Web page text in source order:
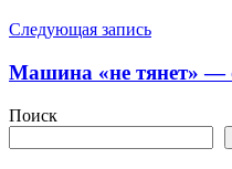
Следующая запись
Машина «не тянет» —
Поиск